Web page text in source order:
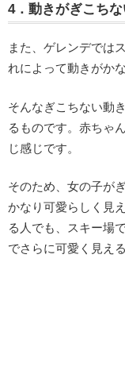
4．動きがぎこちな
また、ゲレンデでは
れによって動きがか
そんなぎこちない動
るものです。赤ちゃ
じ感じです。
そのため、女の子が
かなり可愛らしく見
る人でも、スキー場
でさらに可愛く見え